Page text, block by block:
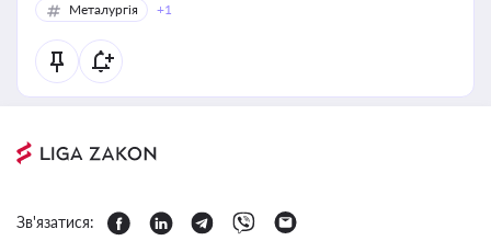
Металургія
+1
Зв'язатися: